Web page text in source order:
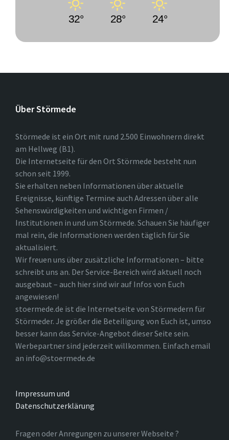
32° 28° 24°
Über Störmede
Störmede ist ein Ort mit rund 2.500 Einwohnern direkt
am Hellweg (B1).
Die Internetseite für den Ort Störmede besteht nun
schon seit 1999.
Sie erhalten neben Informationen über aktuelle
Ereignisse, künftige Termine auch Adressen über alle
Sehenswürdigkeiten und wichtigen Firmen /
Institutionen in und um Störmede. Schauen Sie häufiger
mal rein, die Informationen werden täglich für Sie
aktualisiert.
Wir freuen uns über zusätzliche Informationen – bitte
schreibt uns an. Der Service-Bereich wird aktuell noch
ausgebaut – auch hier sind wir auf Infos von Euch
angewiesen!
stoermede.de ist die Internetseite von Störmedern für
Störmeder. Je größer die Beteiligung von Euch ist, umso
besser kann das Service-Angebot dieser Seite sein.
Werbepartner sind jederzeit willkommen. Einfach email
an info@stoermede.de
Impressum und
Datenschutzerklärung
Fragen oder Anregungen zu unserer Webseite ?